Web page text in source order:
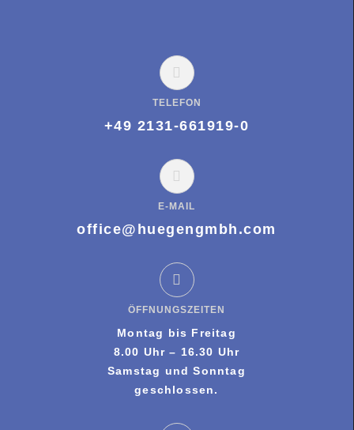
TELEFON
+49 2131-661919-0
E-MAIL
office@huegengmbh.com
ÖFFNUNGSZEITEN
Montag bis Freitag
8.00 Uhr – 16.30 Uhr
Samstag und Sonntag
geschlossen.